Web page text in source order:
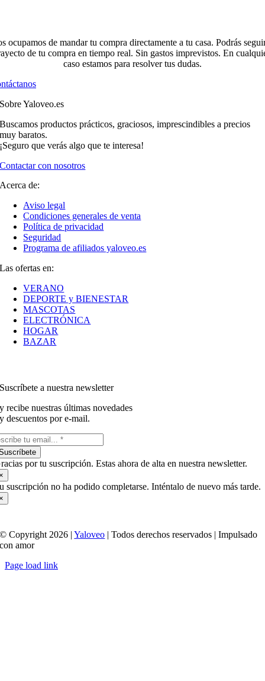
ocupamos de mandar tu compra directamente a tu casa. Podrás
de tu compra en tiempo real. Sin gastos imprevistos. En
caso estamos para resolver tus dudas.
Sobre Yaloveo.es
Buscamos productos prácticos, graciosos, imprescindibles a precios
muy baratos.
¡Seguro que verás algo que te interesa!
Contactar con nosotros
Acerca de:
Aviso legal
Condiciones generales de venta
Política de privacidad
Seguridad
Programa de afiliados yaloveo.es
Las ofertas en:
VERANO
DEPORTE y BIENESTAR
MASCOTAS
ELECTRÓNICA
HOGAR
BAZAR
Suscríbete a nuestra newsletter
y recibe nuestras últimas novedades
y descuentos por e-mail.
por tu suscripción. Estas ahora de alta en nuestra newsletter.
suscripción no ha podido completarse. Inténtalo de nuevo más tarde.
© Copyright 2026 |Yaloveo | Todos derechos reservados | Impulsado
con amor
Page load link